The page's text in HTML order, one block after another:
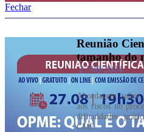
Fechar
Reunião
tamanho do
27/08/2024
Abordagem sobre
aos riscos no
dificuldades
CME.